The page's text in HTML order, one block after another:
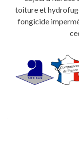
toiture et
fongicide